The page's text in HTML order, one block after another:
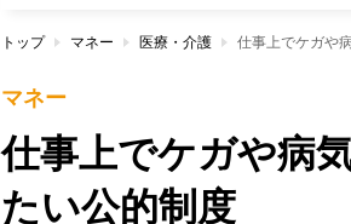
トップ マネー 医療・介護 仕事上でケガや
マネー
仕事上でケガや病
たい公的制度